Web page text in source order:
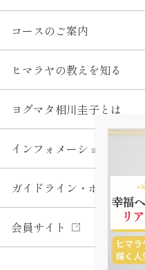
コースのご案内
ヒマラヤの教えを知る
ヨグマタ相川圭子とは
インフォメーション
ガイドライン・ポリシー
会員サイト